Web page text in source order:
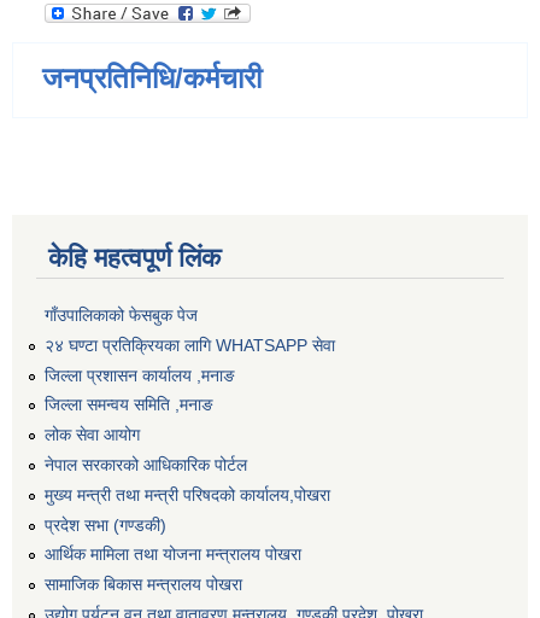
जनप्रतिनिधि/कर्मचारी
केहि महत्वपूर्ण लिंक
गाँउपालिकाको फेसबुक पेज
२४ घण्टा प्रतिक्रियका लागि WHATSAPP सेवा
जिल्ला प्रशासन कार्यालय ,मनाङ
जिल्ला समन्वय समिति ,मनाङ
लोक सेवा आयोग
नेपाल सरकारको आधिकारिक पोर्टल
मुख्य मन्त्री तथा मन्त्री परिषदको कार्यालय,पोखरा
प्रदेश सभा (गण्डकी)
आर्थिक मामिला तथा योजना मन्त्रालय पोखरा
सामाजिक बिकास मन्त्रालय पोखरा